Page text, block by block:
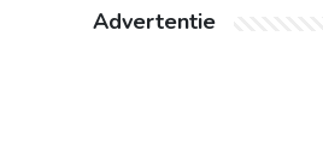
Advertentie